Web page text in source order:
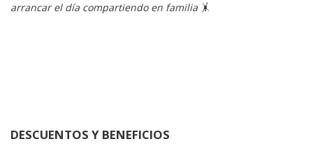
arrancar el día compartiendo en familia 🤸
DESCUENTOS Y BENEFICIOS